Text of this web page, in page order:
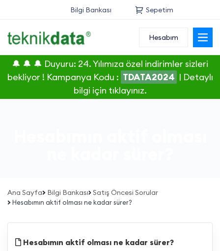
Bilgi Bankası Sepetim
Alan Adı
Web Hosting
Reseller
Hesabım
🔔 🔔 🔔 Duyuru: 24. Yılımıza özel indirimler sizleri
bekliyor ! Kampanya Kodu : TDATA2024 | Detaylı
bilgi için tıklayınız.
Ana Sayfa Bilgi Bankası Satış Öncesi Sorular
Hesabımın aktif olması ne kadar sürer?
Hesabımın aktif olması ne kadar sürer?